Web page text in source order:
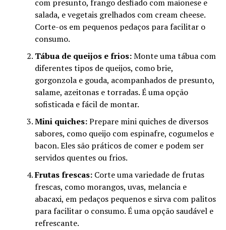
com presunto, frango desfiado com maionese e
salada, e vegetais grelhados com cream cheese.
Corte-os em pequenos pedaços para facilitar o
consumo.
Tábua de queijos e frios:Monte uma tábua com
diferentes tipos de queijos, como brie,
gorgonzola e gouda, acompanhados de presunto,
salame, azeitonas e torradas. É uma opção
sofisticada e fácil de montar.
Mini quiches:Prepare mini quiches de diversos
sabores, como queijo com espinafre, cogumelos e
bacon. Eles são práticos de comer e podem ser
servidos quentes ou frios.
Frutas frescas:Corte uma variedade de frutas
frescas, como morangos, uvas, melancia e
abacaxi, em pedaços pequenos e sirva com palitos
para facilitar o consumo. É uma opção saudável e
refrescante.